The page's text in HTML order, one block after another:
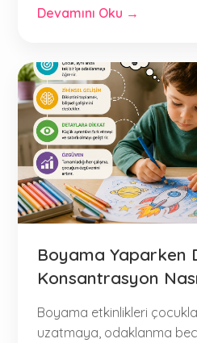
Devamını Oku →
Boyama Yaparken
Konsantrasyon
Boyama etkinlikleri
uzatmaya, odaklanma